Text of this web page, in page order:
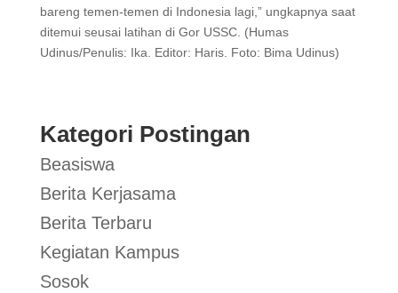
bareng temen-temen di Indonesia lagi,” ungkapnya saat
ditemui seusai latihan di Gor USSC. (Humas
Udinus/Penulis: Ika. Editor: Haris. Foto: Bima Udinus)
Kategori Postingan
Beasiswa
Berita Kerjasama
Berita Terbaru
Kegiatan Kampus
Sosok